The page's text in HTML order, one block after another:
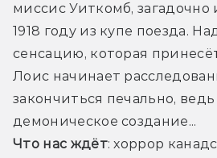
миссис Уиткомб, загадочно
1918 году из купе поезда.
сенсацию, которая
Лоис начинает
закончиться печально,
демоническое создание...
Что нас ждёт: хоррор